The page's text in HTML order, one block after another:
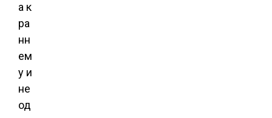
а к
ра
нн
ем
у и
не
од